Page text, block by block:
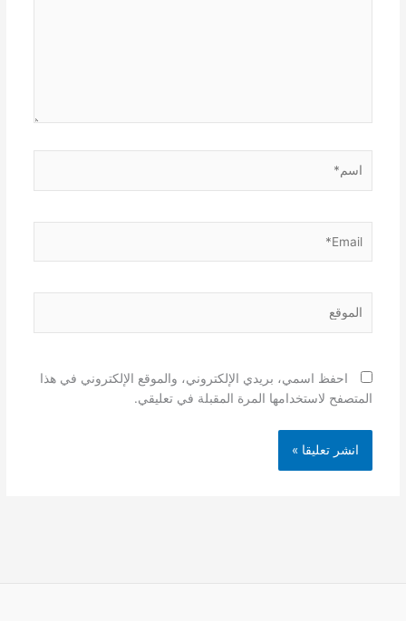
احفظ اسمي، بريدي الإلكتروني، والموقع الإلكتروني في هذا
المتصفح لاستخدامها المرة المقبلة في تعليقي.